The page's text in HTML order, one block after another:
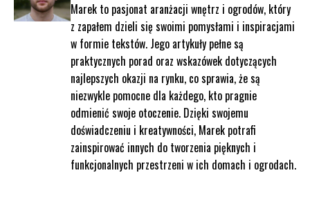
Marek to pasjonat aranżacji wnętrz i ogrodów, który
z zapałem dzieli się swoimi pomysłami i inspiracjami
w formie tekstów. Jego artykuły pełne są
praktycznych porad oraz wskazówek dotyczących
najlepszych okazji na rynku, co sprawia, że są
niezwykle pomocne dla każdego, kto pragnie
odmienić swoje otoczenie. Dzięki swojemu
doświadczeniu i kreatywności, Marek potrafi
zainspirować innych do tworzenia pięknych i
funkcjonalnych przestrzeni w ich domach i ogrodach.